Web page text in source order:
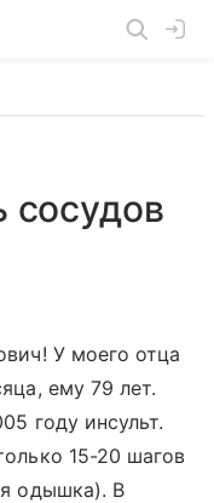
сосудов
У моего отца
ему 79 лет.
году инсульт.
15-20 шагов
одышка). В